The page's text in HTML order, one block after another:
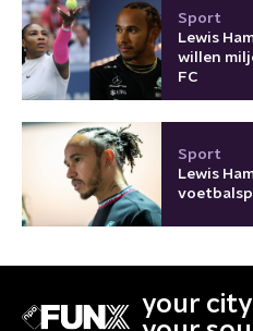
Sport
Lewis
willen
FC
Sport
Lewis
your city